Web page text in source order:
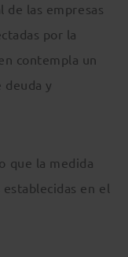
de las empresas
por la
contempla un
y
que la medida
en el